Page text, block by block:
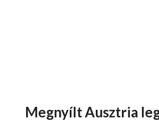
Megnyílt Ausztria